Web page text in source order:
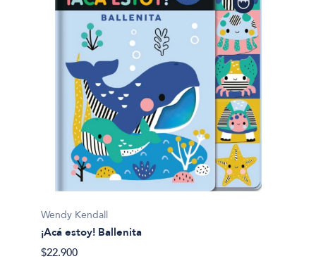
Wendy Kendall
¡Acá estoy! Ballenita
$22.900